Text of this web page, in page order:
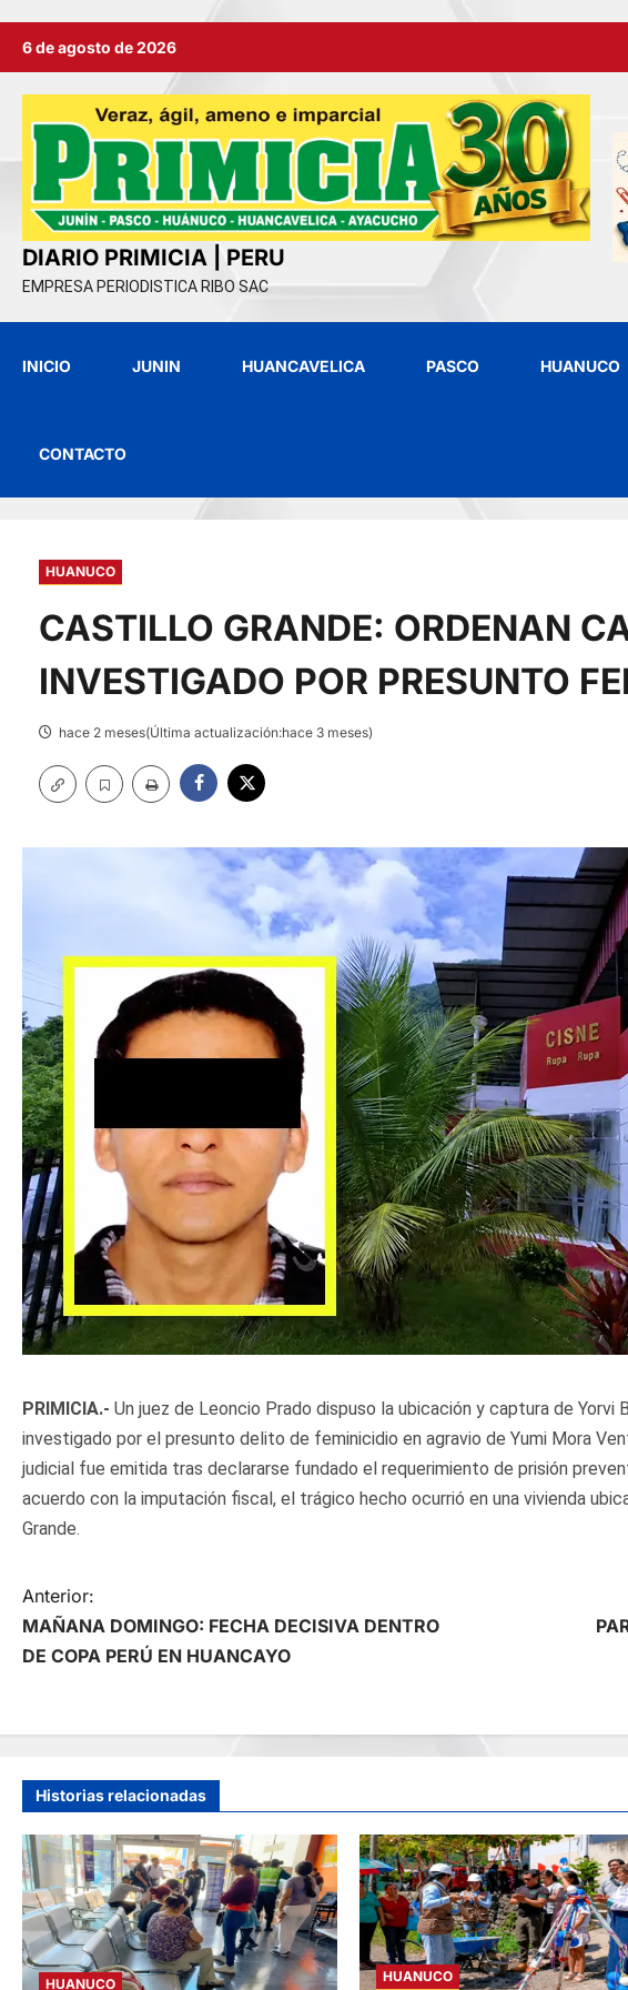
6 de agosto de 2026
DIARIO PRIMICIA | PERU
EMPRESA PERIODISTICA RIBO SAC
INICIO JUNIN HUANCAVELICA PASCO HUANUCO
CONTACTO
HUANUCO
CASTILLO GRANDE: ORDENAN
INVESTIGADO POR PRESUNTO
hace 2 meses(Última actualización:hace 3 meses)
PRIMICIA.- Un juez de Leoncio Prado dispuso la ubicación y captura de Yorvi
investigado por el presunto delito de feminicidio en agravio de Yumi Mora
judicial fue emitida tras declararse fundado el requerimiento de prisión
acuerdo con la imputación fiscal, el trágico hecho ocurrió en una vivienda
Grande.
N
a
g
a
c
i
Anterior:
MAÑANA DOMINGO: FECHA DECISIVA DENTRO
DE COPA PERÚ EN HUANCAYO
Historias relacionadas
HUANUCO HUANUCO